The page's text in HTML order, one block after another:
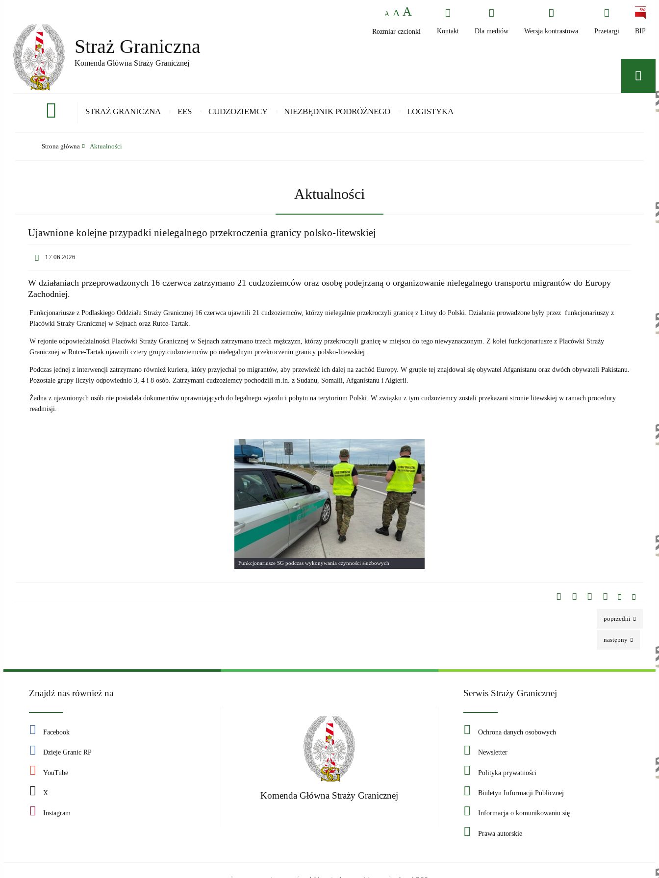
Straż Graniczna
Komenda Główna Straży Granicznej
Rozmiar czcionki Kontakt Dla mediów Wersja kontrastowa Przetargi BIP
STRAŻ GRANICZNA EES CUDZOZIEMCY NIEZBĘDNIK PODRÓŻNEGO LOGISTYKA
Strona główna Aktualności
Aktualności
Ujawnione kolejne przypadki nielegalnego przekroczenia granicy polsko-litewskiej
17.06.2026
W działaniach przeprowadzonych 16 czerwca zatrzymano 21 cudzoziemców oraz osobę podejrzaną o organizowanie nielegalnego transportu migrantów do Europy
Zachodniej.
Funkcjonariusze z Podlaskiego Oddziału Straży Granicznej 16 czerwca ujawnili 21 cudzoziemców, którzy nielegalnie przekroczyli granicę z Litwy do Polski. Działania prowadzone były przez funkcjonariuszy z
Placówki Straży Granicznej w Sejnach oraz Rutce-Tartak.
W rejonie odpowiedzialności Placówki Straży Granicznej w Sejnach zatrzymano trzech mężczyzn, którzy przekroczyli granicę w miejscu do tego niewyznaczonym. Z kolei funkcjonariusze z Placówki Straży
Granicznej w Rutce-Tartak ujawnili cztery grupy cudzoziemców po nielegalnym przekroczeniu granicy polsko-litewskiej.
Podczas jednej z interwencji zatrzymano również kuriera, który przyjechał po migrantów, aby przewieźć ich dalej na zachód Europy. W grupie tej znajdował się obywatel Afganistanu oraz dwóch obywateli Pakistanu.
Pozostałe grupy liczyły odpowiednio 3, 4 i 8 osób. Zatrzymani cudzoziemcy pochodzili m.in. z Sudanu, Somalii, Afganistanu i Algierii.
Żadna z ujawnionych osób nie posiadała dokumentów uprawniających do legalnego wjazdu i pobytu na terytorium Polski. W związku z tym cudzoziemcy zostali przekazani stronie litewskiej w ramach procedury
readmisji.
Funkcjonariusze SG podczas wykonywania czynności służbowych
poprzedni
następny
Znajdź nas również na
Facebook
Dzieje Granic RP
YouTube
X
Instagram
Komenda Główna Straży Granicznej
Serwis Straży Granicznej
Ochrona danych osobowych
Newsletter
Polityka prywatności
Biuletyn Informacji Publicznej
Informacja o komunikowaniu się
Prawa autorskie